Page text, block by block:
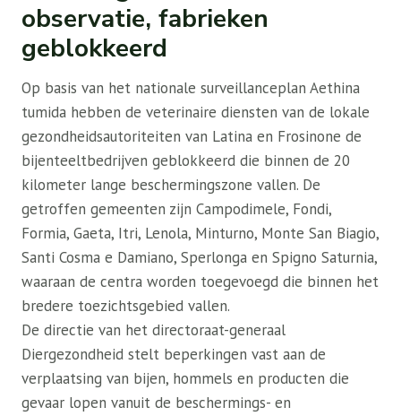
observatie, fabrieken
geblokkeerd
Op basis van het nationale surveillanceplan Aethina
tumida hebben de veterinaire diensten van de lokale
gezondheidsautoriteiten van Latina en Frosinone de
bijenteeltbedrijven geblokkeerd die binnen de 20
kilometer lange beschermingszone vallen. De
getroffen gemeenten zijn Campodimele, Fondi,
Formia, Gaeta, Itri, Lenola, Minturno, Monte San Biagio,
Santi Cosma e Damiano, Sperlonga en Spigno Saturnia,
waaraan de centra worden toegevoegd die binnen het
bredere toezichtsgebied vallen.
De directie van het directoraat-generaal
Diergezondheid stelt beperkingen vast aan de
verplaatsing van bijen, hommels en producten die
gevaar lopen vanuit de beschermings- en